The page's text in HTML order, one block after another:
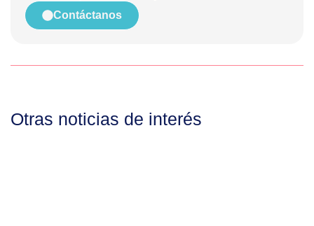
Contáctanos
Otras noticias de interés